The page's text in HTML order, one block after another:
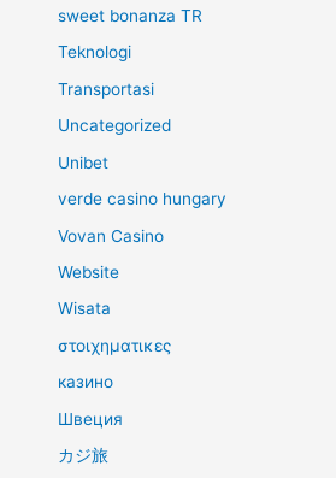
sweet bonanza TR
Teknologi
Transportasi
Uncategorized
Unibet
verde casino hungary
Vovan Casino
Website
Wisata
στοιχηματικες
казино
Швеция
カジ旅